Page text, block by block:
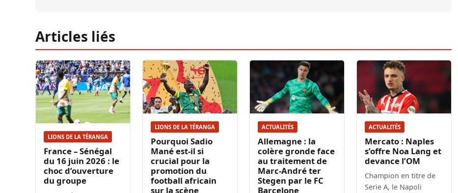
Articles liés
LIONS DE LA TÉRANGA
France – Sénégal
du 16 juin 2026 : le
choc d’ouverture
du groupe
LIONS DE LA TÉRANGA
Pourquoi Sadio
Mané est-il si
crucial pour la
promotion du
football africain
sur la scène
ACTUALITÉS
Allemagne : la
colère gronde face
au traitement de
Marc-André ter
Stegen par le FC
Barcelone
ACTUALITÉS
Mercato : Naples
s’offre Noa Lang et
devance l’OM
Champion en titre de
Serie A, le Napoli